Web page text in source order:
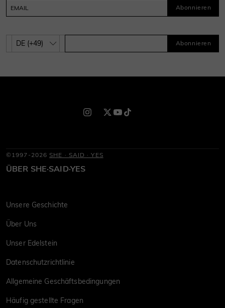
Abonnieren
Abonnieren
©1997-2026 SHE · SAID · YES
ÜBER SHE·SAID·YES
Unsere Geschichte
Über Uns
Unser Edelstein
Datenschutzrichtlinie
Allgemeine Geschäftsbedingungen
Häufig gestellte Fragen